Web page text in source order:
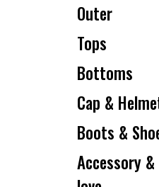
Outer
Tops
Bottoms
Cap &
Boots &
Accessory